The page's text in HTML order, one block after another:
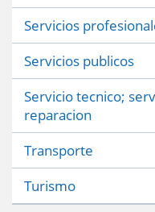
Servicios
Servicios publicos
Servicio tecnico;
reparacion
Transporte
Turismo